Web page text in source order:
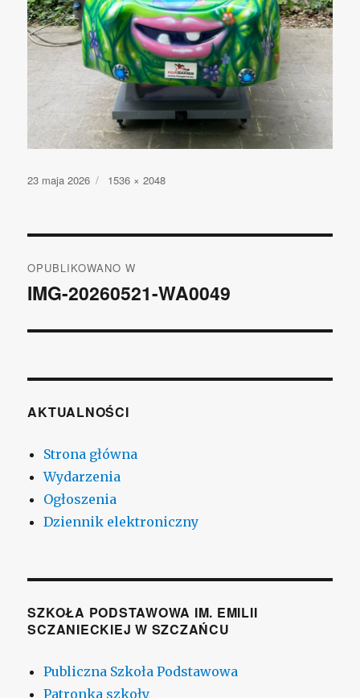
Opublikowano
23 maja 2026
Pełny
1536 × 2048
wpisu
OPUBLIKOWANO W
IMG-20260521-WA0049
AKTUALNOŚCI
Strona główna
Wydarzenia
Ogłoszenia
Dziennik elektroniczny
SZKOŁA PODSTAWOWA IM. EMILII
SCZANIECKIEJ W SZCZAŃCU
Publiczna Szkoła Podstawowa
Patronka szkoły